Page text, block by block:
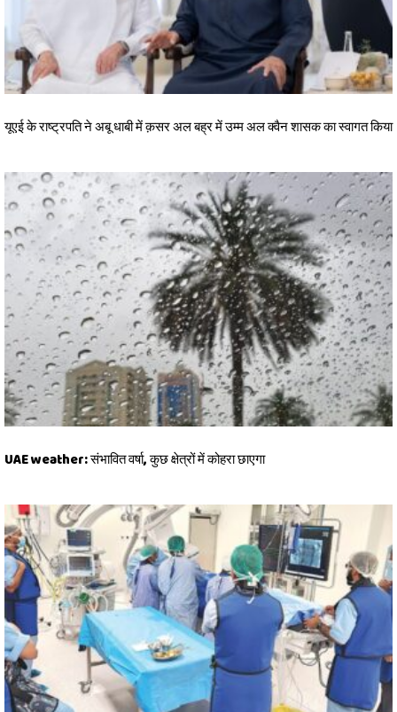
यूएई के राष्ट्रपति ने अबू धाबी में क़सर अल बह्र में उम्म अल क्वैन शासक का स्वागत किया
UAE weather: संभावित वर्षा, कुछ क्षेत्रों में कोहरा छाएगा